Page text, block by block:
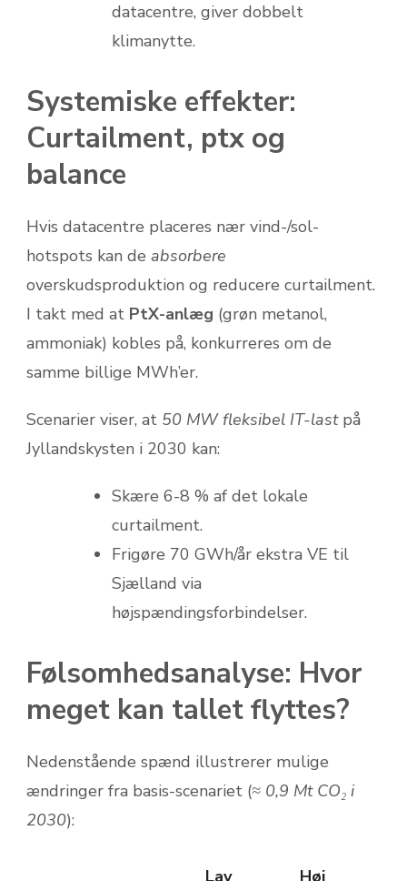
datacentre, giver dobbelt
klimanytte.
Systemiske effekter:
Curtailment, ptx og
balance
Hvis datacentre placeres nær vind-/sol-
hotspots kan de absorbere
overskudsproduktion og reducere curtailment.
I takt med at PtX-anlæg (grøn metanol,
ammoniak) kobles på, konkurreres om de
samme billige MWh’er.
Scenarier viser, at 50 MW fleksibel IT-lastpå
Jyllandskysten i 2030 kan:
Skære 6-8 % af det lokale
curtailment.
Frigøre 70 GWh/år ekstra VE til
Sjælland via
højspændingsforbindelser.
Følsomhedsanalyse: Hvor
meget kan tallet flyttes?
Nedenstående spænd illustrerer mulige
ændringer fra basis-scenariet (≈ 0,9 Mt CO₂ i
2030):
Lav Høj